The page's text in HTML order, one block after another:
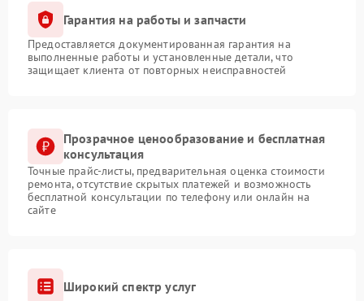
Гарантия на работы и запчасти
Предоставляется документированная гарантия на
выполненные работы и установленные детали, что
защищает клиента от повторных неисправностей
Прозрачное ценообразование и бесплатная
консультация
Точные прайс-листы, предварительная оценка стоимости
ремонта, отсутствие скрытых платежей и возможность
бесплатной консультации по телефону или онлайн на
сайте
Широкий спектр услуг